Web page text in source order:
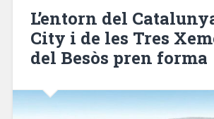
L’entorn del
City i de les Tres
del Besòs pren forma